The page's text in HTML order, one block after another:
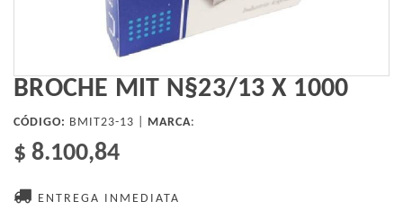
BROCHE MIT N§23/13 X 1000
CÓDIGO: BMIT23-13 | MARCA:
$ 8.100,84
ENTREGA INMEDIATA